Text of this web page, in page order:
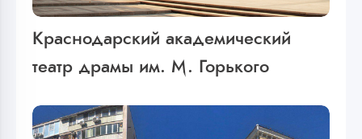
Краснодарский академический
театр драмы им. М. Горького